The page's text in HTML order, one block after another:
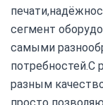
сегмент
самыми
потребностей.С
разным